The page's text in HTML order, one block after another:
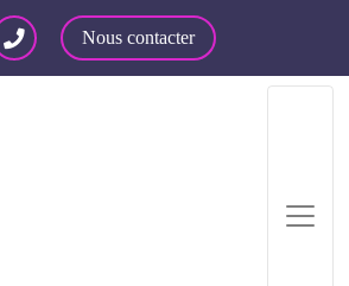
Nous contacter